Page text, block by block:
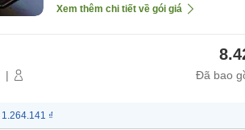
Xem thêm chi tiết về gói giá
| Đã bao
1.264.141 ₫